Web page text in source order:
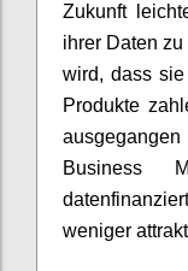
Zukunft
ihrer Daten
wird, dass
Produkte
Business
weniger